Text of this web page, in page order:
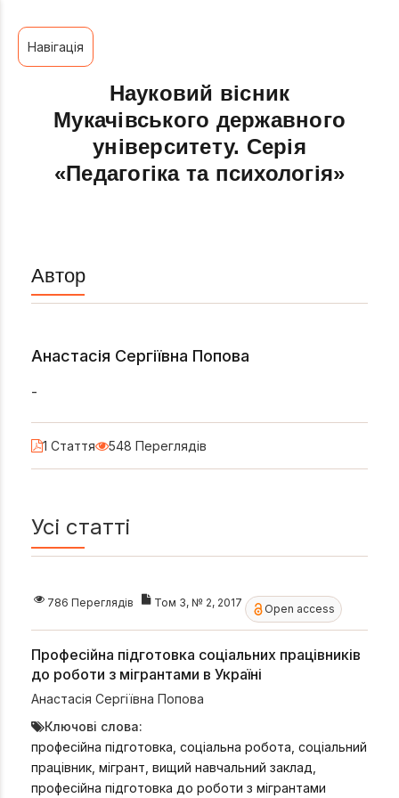
Навігація
Науковий вісник
Мукачівського державного
університету. Серія
«Педагогіка та психологія»
Автор
Анастасія Сергіївна Попова
-
1 Стаття 548 Переглядів
Усі статті
786 Переглядів Том 3, № 2, 2017 Open access
Професійна підготовка соціальних працівників
до роботи з мігрантами в Україні
Анастасія Сергіївна Попова
Ключові слова:
професійна підготовка, соціальна робота, соціальний
працівник, мігрант, вищий навчальний заклад,
професійна підготовка до роботи з мігрантами